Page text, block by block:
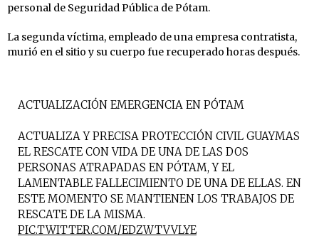
personal de Seguridad Pública de Pótam.
La segunda víctima, empleado de una empresa contratista,
murió en el sitio y su cuerpo fue recuperado horas después.
ACTUALIZACIÓN EMERGENCIA EN PÓTAM
ACTUALIZA Y PRECISA PROTECCIÓN CIVIL GUAYMAS
EL RESCATE CON VIDA DE UNA DE LAS DOS
PERSONAS ATRAPADAS EN PÓTAM, Y EL
LAMENTABLE FALLECIMIENTO DE UNA DE ELLAS. EN
ESTE MOMENTO SE MANTIENEN LOS TRABAJOS DE
RESCATE DE LA MISMA.
PIC.TWITTER.COM/EDZWTVVLYE